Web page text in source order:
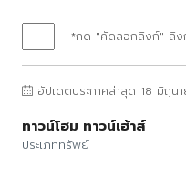
*กด "คัดลอกลิงก์" ลิงก์
อัปเดตประกาศล่าสุด 18 มิถุน
ทาวน์โฮม ทาวน์เฮ้าส์
ประเภททรัพย์